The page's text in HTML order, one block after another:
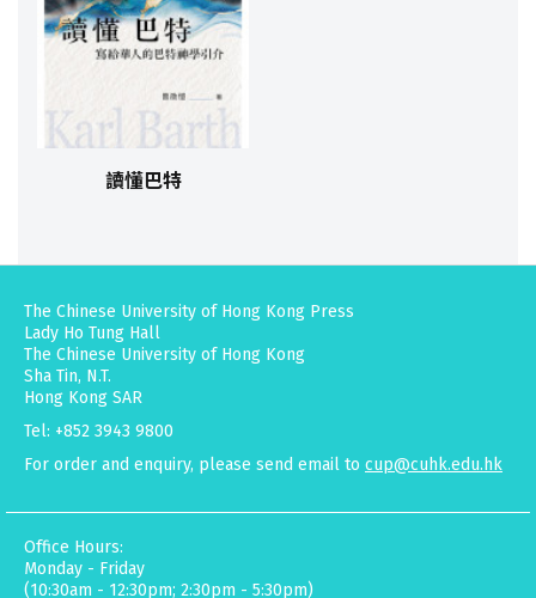
讀懂巴特
The Chinese University of Hong Kong Press
Lady Ho Tung Hall
The Chinese University of Hong Kong
Sha Tin, N.T.
Hong Kong SAR
Tel: +852 3943 9800
For order and enquiry, please send email to cup@cuhk.edu.hk
Office Hours:
Monday - Friday
(10:30am - 12:30pm; 2:30pm - 5:30pm)